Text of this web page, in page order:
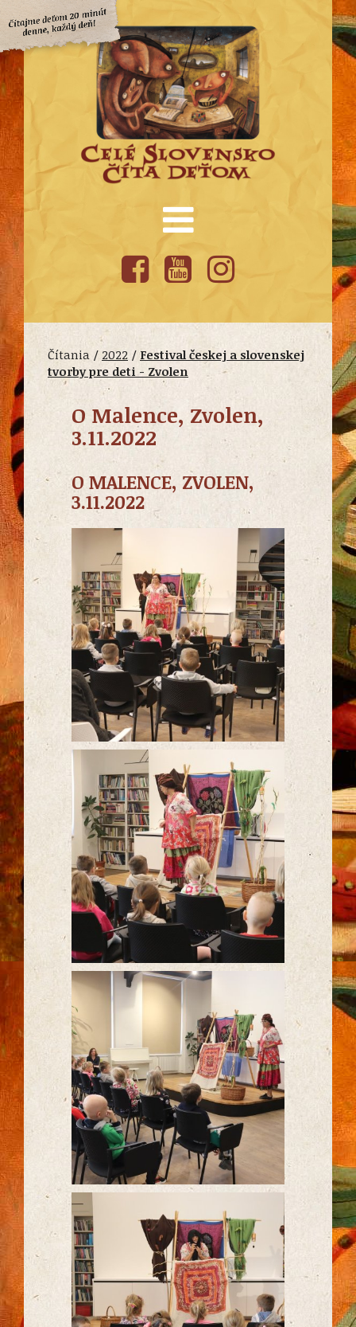
Čítania / 2022 / Festival českej a slovenskej
tvorby pre deti - Zvolen
O Malence, Zvolen,
3.11.2022
O MALENCE, ZVOLEN,
3.11.2022